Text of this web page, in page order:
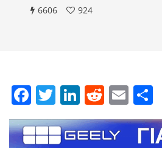
6606 924
Facebook
Twitter
LinkedIn
Reddit